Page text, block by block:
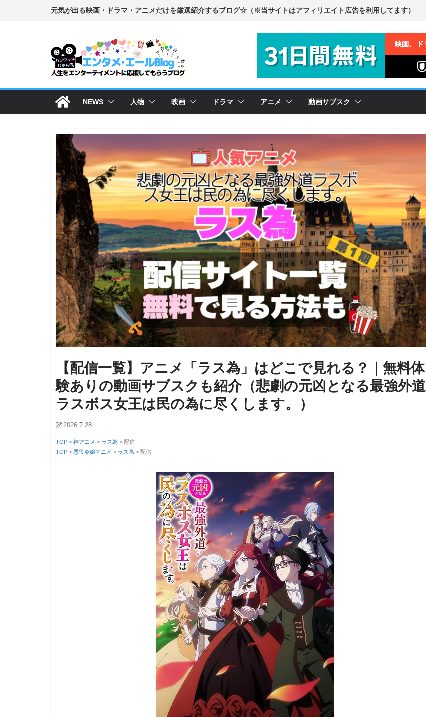
ス
NEWS 人物 映画 ドラマ アニメ 動画サブスク
【配信一覧】アニメ「ラス為」はどこで見れる？｜無料体
験ありの動画サブスクも紹介（悲劇の元凶となる最強外道
ラスボス女王は民の為に尽くします。）
2026.7.28
TOP > 神アニメ > ラス為 > 配信
TOP > 悪役令嬢アニメ > ラス為 > 配信